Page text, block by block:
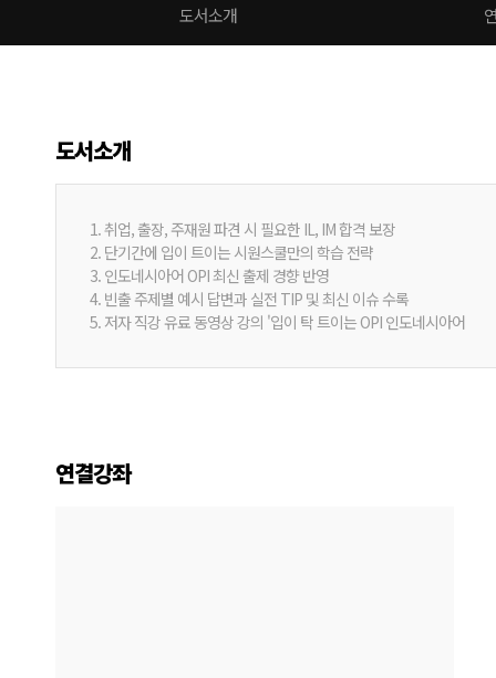
도서소개
도서소개
1. 취업, 출장, 주재원 파견 시 필요한 IL, IM 합격 보장
2. 단기간에 입이 트이는 시원스쿨만의 학습 전략
3. 인도네시아어 OPI 최신 출제 경향 반영
4. 빈출 주제별 예시 답변과 실전 TIP 및 최신 이슈 수록
5. 저자 직강 유료 동영상 강의 '입이 탁 트이는 OPI 인도네시아어
연결강좌